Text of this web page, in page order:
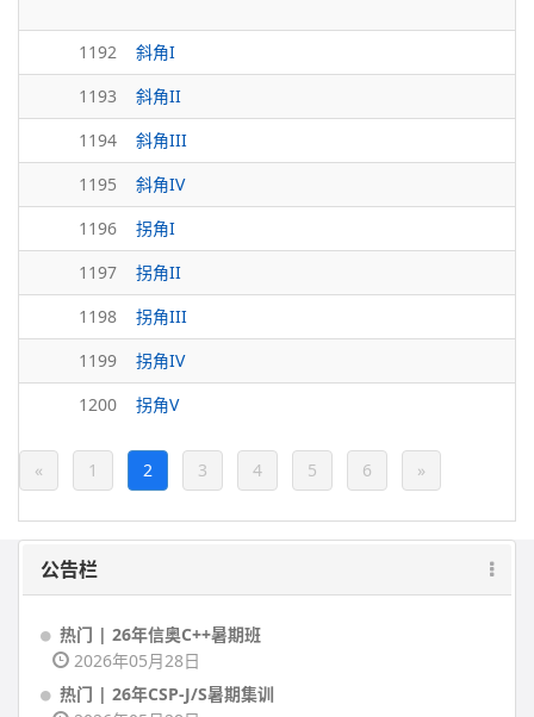
1192
斜角I
1193
斜角II
1194
斜角III
1195
斜角IV
1196
拐角I
1197
拐角II
1198
拐角III
1199
拐角IV
1200
拐角V
« 1 2 3 4 5 6 »
公告栏
热门 | 26年信奥C++暑期班
2026年05月28日
热门 | 26年CSP-J/S暑期集训